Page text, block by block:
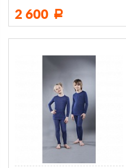
2 600 Р